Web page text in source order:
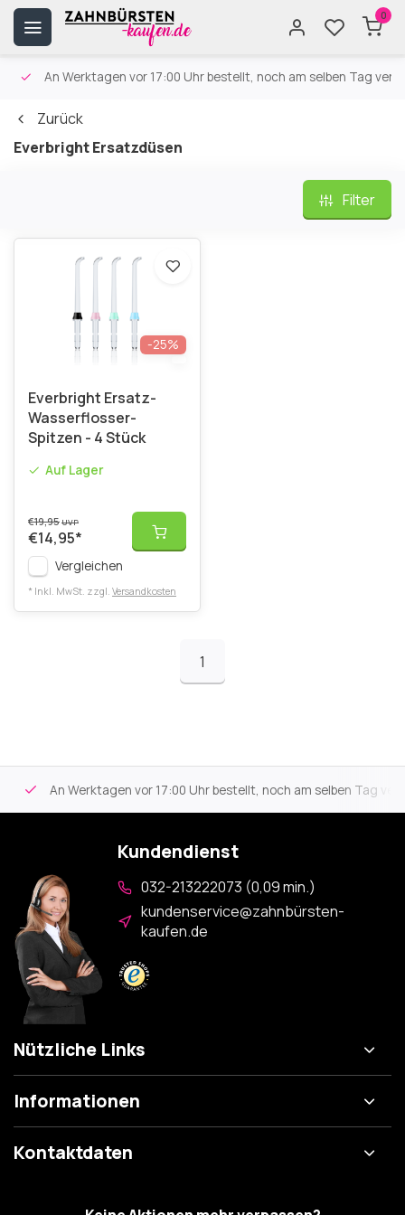
0
An Werktagen vor 17:00 Uhr bestellt, noch am selben Tag
Zurück
Everbright Ersatzdüsen
Filter
-25%
Everbright Ersatz-
Wasserflosser-
Spitzen - 4 Stück
Auf Lager
€19,95UVP
€14,95*
Vergleichen
* Inkl. MwSt. zzgl. Versandkosten
1
An Werktagen vor 17:00 Uhr bestellt, noch am selben Tag
Kundendienst
032-213222073 (0,09 min.)
kundenservice@zahnbürsten-
kaufen.de
Nützliche Links
Informationen
Kontaktdaten